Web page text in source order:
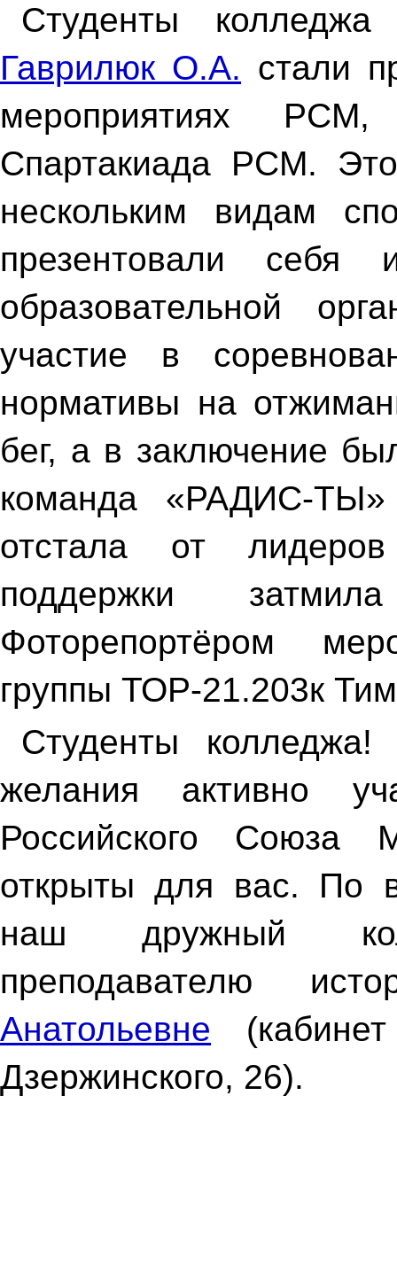
Студенты
Гаврилюк О.А. стали
мероприятиях
Спартакиада РСМ.
нескольким видам
презентовали
образовательной
участие в
нормативы на
бег, а в заключение
команда «РАДИС-ТЫ»
отстала от
поддержки
Фоторепортёром
группы ТОР-21.203к
Студенты
желания активно
Российского
открыты для вас. По
наш дружный
преподавателю
Анатольевне
Дзержинского, 26).